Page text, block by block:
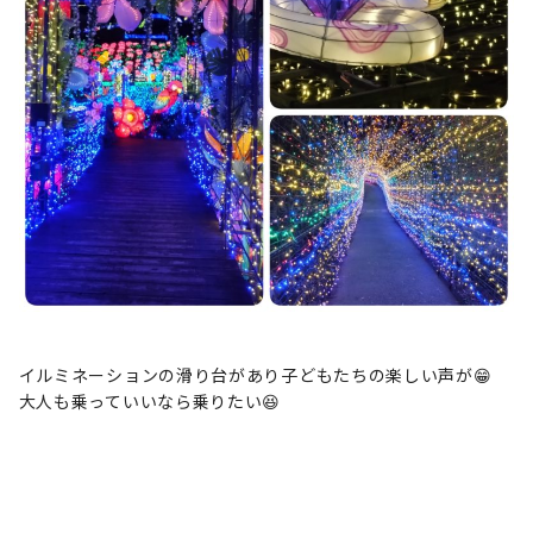
イルミネーションの滑り台があり子どもたちの楽しい声が😁
大人も乗っていいなら乗りたい😆